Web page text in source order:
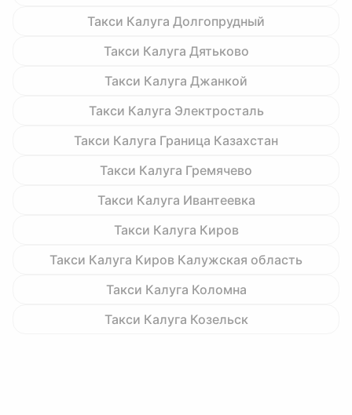
Такси Калуга Долгопрудный
Такси Калуга Дятьково
Такси Калуга Джанкой
Такси Калуга Электросталь
Такси Калуга Граница Казахстан
Такси Калуга Гремячево
Такси Калуга Ивантеевка
Такси Калуга Киров
Такси Калуга Киров Калужская область
Такси Калуга Коломна
Такси Калуга Козельск